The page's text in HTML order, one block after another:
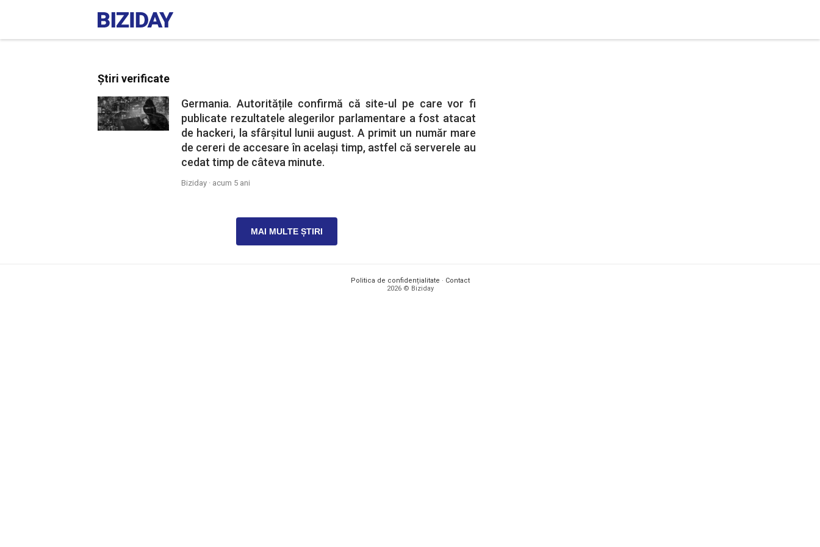
Știri verificate
Germania. Autoritățile confirmă că site-ul pe care vor fi
publicate rezultatele alegerilor parlamentare a fost atacat
de hackeri, la sfârșitul lunii august. A primit un număr mare
de cereri de accesare în același timp, astfel că serverele au
cedat timp de câteva minute.
Biziday · acum 5 ani
MAI MULTE ȘTIRI
Politica de confidențialitate · Contact
2026 © Biziday